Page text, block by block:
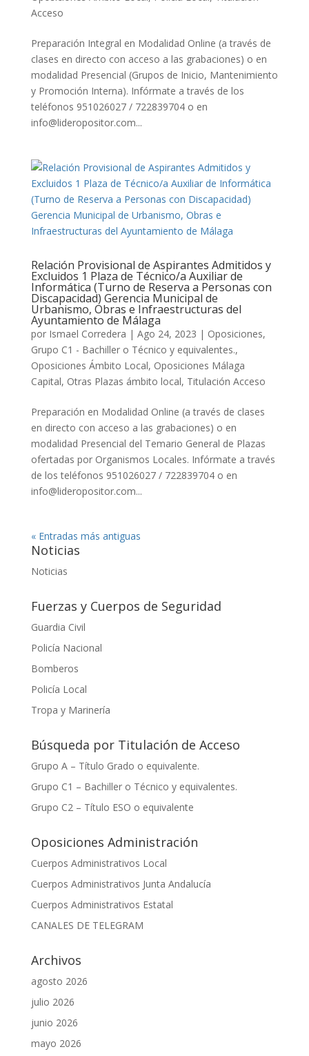
Acceso
Preparación Integral en Modalidad Online (a través de
clases en directo con acceso a las grabaciones) o en
modalidad Presencial (Grupos de Inicio, Mantenimiento
y Promoción Interna). Infórmate a través de los
teléfonos 951026027 / 722839704 o en
info@lideropositor.com...
Relación Provisional de Aspirantes Admitidos y
Excluidos 1 Plaza de Técnico/a Auxiliar de
Informática (Turno de Reserva a Personas con
Discapacidad) Gerencia Municipal de
Urbanismo, Obras e Infraestructuras del
Ayuntamiento de Málaga
por Ismael Corredera | Ago 24, 2023 | Oposiciones,
Grupo C1 - Bachiller o Técnico y equivalentes.,
Oposiciones Ámbito Local, Oposiciones Málaga
Capital, Otras Plazas ámbito local, Titulación Acceso
Preparación en Modalidad Online (a través de clases
en directo con acceso a las grabaciones) o en
modalidad Presencial del Temario General de Plazas
ofertadas por Organismos Locales. Infórmate a través
de los teléfonos 951026027 / 722839704 o en
info@lideropositor.com...
« Entradas más antiguas
Noticias
Noticias
Fuerzas y Cuerpos de Seguridad
Guardia Civil
Policía Nacional
Bomberos
Policía Local
Tropa y Marinería
Búsqueda por Titulación de Acceso
Grupo A – Título Grado o equivalente.
Grupo C1 – Bachiller o Técnico y equivalentes.
Grupo C2 – Título ESO o equivalente
Oposiciones Administración
Cuerpos Administrativos Local
Cuerpos Administrativos Junta Andalucía
Cuerpos Administrativos Estatal
CANALES DE TELEGRAM
Archivos
agosto 2026
julio 2026
junio 2026
mayo 2026